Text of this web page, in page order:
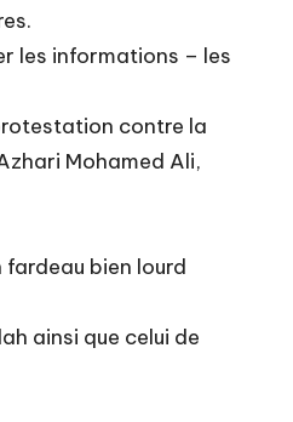
les informations – les
contre la
Mohamed Ali,
fardeau bien lourd
ainsi que celui de